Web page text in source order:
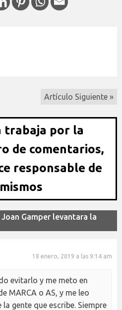
Artículo Siguiente »
trabaja por la
de comentarios,
responsable de
Gamper levantara la
18 enero, 2019 a las 9:14 am
evitarlo y me meto en
MARCA o AS, y me leo
gente que escribe. Siempre